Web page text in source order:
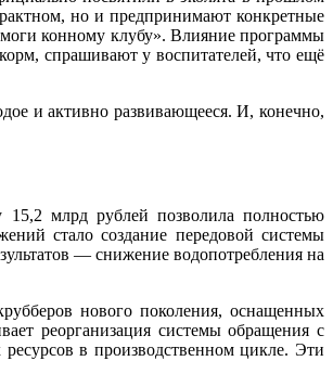
но и предпринимают конкретные
конному клубу». Влияние программы
спрашивают у воспитателей, что ещё
и активно развивающееся. И, конечно,
15,2 млрд рублей позволила полностью
стало создание передовой системы
— снижение водопотребления на
нового поколения, оснащенных
реорганизация системы обращения с
в производственном цикле. Эти